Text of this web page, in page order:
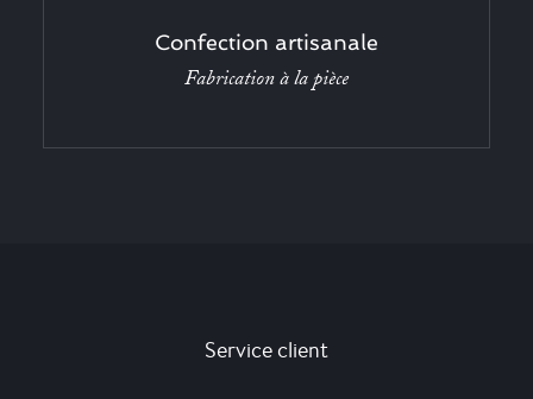
Confection artisanale
Fabrication à la pièce
Service client